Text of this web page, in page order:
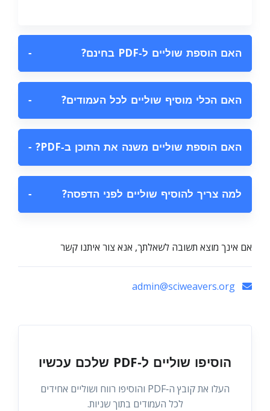
האם הוספת שוליים ל‑PDF בחינם? −
האם הכלי מוסיף שוליים לכל העמודים? −
האם הוספת שוליים משנה את התוכן ב‑PDF? −
למה צריך להוסיף שוליים לפני הדפסה? −
אם אינך מוצא תשובה לשאלתך, אנא צור איתנו קשר
הוסיפו שוליים ל‑PDF שלכם עכשיו
העלו את קובץ ה‑PDF והוסיפו רווח ושוליים אחידים
לכל העמודים בתוך שניות.